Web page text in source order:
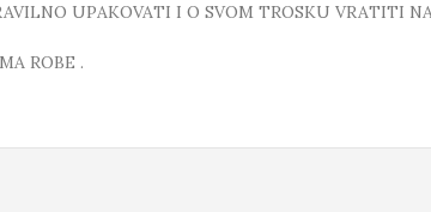
UPAKOVATI I O SVOM TROSKU VRATITI
ROBE .